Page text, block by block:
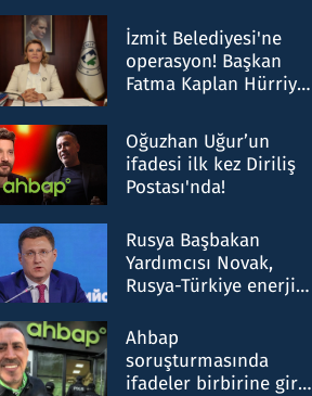
Milyar liralık para
trafiği tespit edildi
İzmit Belediyesi'ne
operasyon! Başkan
Fatma Kaplan Hürriyet
Oğuzhan Uğur’un
ifadesi ilk kez Diriliş
Postası'nda!
Rusya Başbakan
Yardımcısı Novak,
Rusya-Türkiye enerji
nitelikte olduğunu
belirtti
Ahbap
soruşturmasında
ifadeler birbirine girdi: